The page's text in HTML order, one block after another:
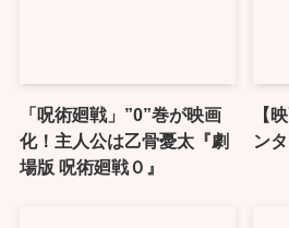
「呪術廻戦」”0”巻が映画
化！主人公は乙骨憂太『劇
場版 呪術廻戦０』
【
ン